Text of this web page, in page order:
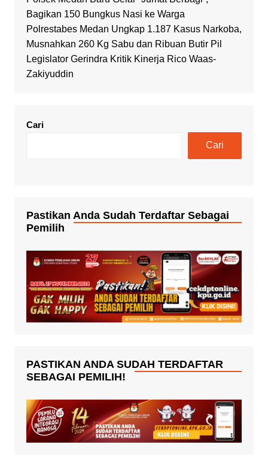
Bagikan 150 Bungkus Nasi ke Warga
Polrestabes Medan Ungkap 1.187 Kasus Narkoba,
Musnahkan 260 Kg Sabu dan Ribuan Butir Pil
Legislator Gerindra Kritik Kinerja Rico Waas-
Zakiyuddin
Cari
Cari
Pastikan Anda Sudah Terdaftar Sebagai
Pemilih
PASTIKAN ANDA SUDAH TERDAFTAR
SEBAGAI PEMILIH!